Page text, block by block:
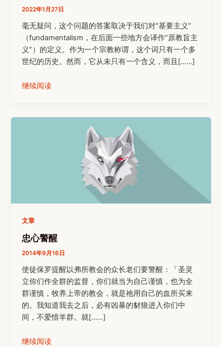
2022年1月27日
毫无疑问，这个问题的答案取决于我们对“基要主义”
（fundamentalism，在后面一些地方会译作“原教旨主
义”）的定义。作为一个宗教称谓，这个词只有一个多
世纪的历史。然而，它从未只有一个含义，而且[……]
继续阅读
文章
忠心警醒
2014年9月16日
使徒保罗提醒以弗所教会的众长老们要警醒：「圣灵
立你们作全群的监督，你们就当为自己谨慎，也为全
群谨慎，牧养上帝的教会，就是祂用自己的血所买来
的。我知道我去之后，必有凶暴的豺狼进入你们中
间，不爱惜羊群。就[……]
继续阅读